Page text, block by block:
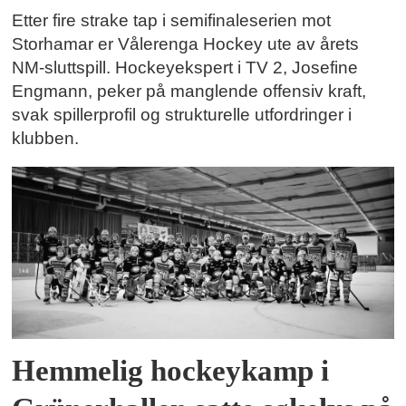
Etter fire strake tap i semifinaleserien mot
Storhamar er Vålerenga Hockey ute av årets
NM-sluttspill. Hockeyekspert i TV 2, Josefine
Engmann, peker på manglende offensiv kraft,
svak spillerprofil og strukturelle utfordringer i
klubben.
Hemmelig hockeykamp i